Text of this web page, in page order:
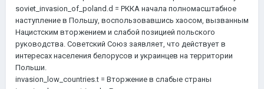
soviet_invasion_of_poland.d = РККА начала полномасштабное
наступление в Польшу, воспользовавшись хаосом, вызванным
Нацистским вторжением и слабой позицией польского
руководства. Советский Союз заявляет, что действует в
интересах населения белорусов и украинцев на территории
Польши.
invasion_low_countries.t = Вторжение в слабые страны